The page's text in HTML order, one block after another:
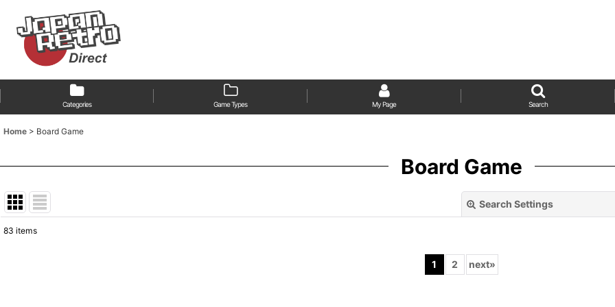
Categories Game Types My Page Search
Home > Board Game
Board Game
Search Settings
83 items
1 2 next»